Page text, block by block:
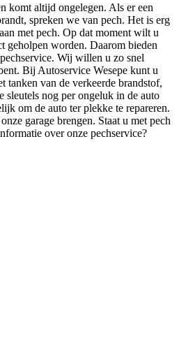
komt altijd ongelegen. Als er een
spreken we van pech. Het is erg
met pech. Op dat moment wilt u
geholpen worden. Daarom bieden
Wij willen u zo snel
Bij Autoservice Wesepe kunt u
tanken van de verkeerde brandstof,
sleutels nog per ongeluk in de auto
om de auto ter plekke te repareren.
garage brengen. Staat u met pech
over onze pechservice?